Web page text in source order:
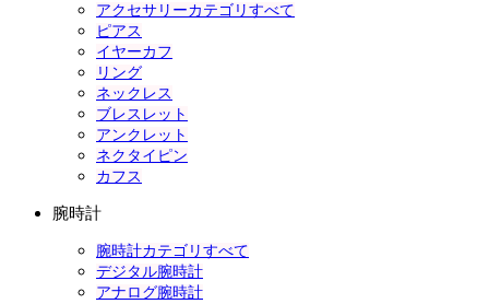
アクセサリーカテゴリすべて
ピアス
イヤーカフ
リング
ネックレス
ブレスレット
アンクレット
ネクタイピン
カフス
腕時計
腕時計カテゴリすべて
デジタル腕時計
アナログ腕時計